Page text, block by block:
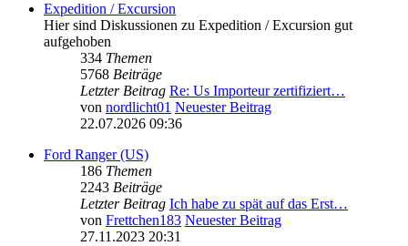
Expedition / Excursion
Hier sind Diskussionen zu Expedition / Excursion gut
aufgehoben
334 Themen
5768 Beiträge
Letzter Beitrag Re: Us Importeur zertifiziert…
von nordlicht01 Neuester Beitrag
22.07.2026 09:36
Ford Ranger (US)
186 Themen
2243 Beiträge
Letzter Beitrag Ich habe zu spät auf das Erst…
von Frettchen183 Neuester Beitrag
27.11.2023 20:31